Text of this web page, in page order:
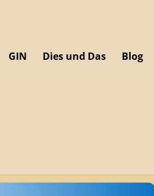
GIN Dies und Das Blog